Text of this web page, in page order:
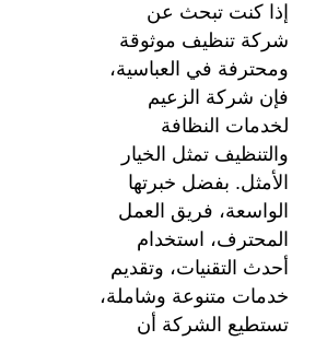
إذا كنت تبحث عن
شركة تنظيف موثوقة
ومحترفة في العباسية،
فإن شركة الزعيم
لخدمات النظافة
والتنظيف تمثل الخيار
الأمثل. بفضل خبرتها
الواسعة، فريق العمل
المحترف، استخدام
أحدث التقنيات، وتقديم
خدمات متنوعة وشاملة،
تستطيع الشركة أن